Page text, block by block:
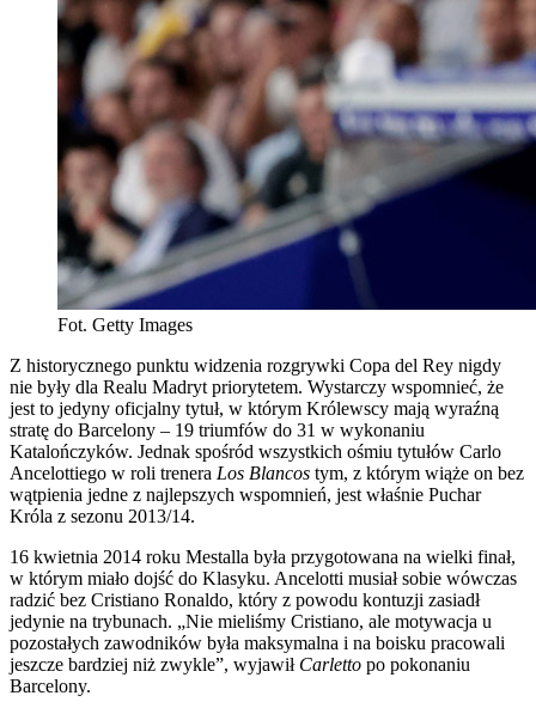
Fot. Getty Images
Z historycznego punktu widzenia rozgrywki Copa del Rey nigdy
nie były dla Realu Madryt priorytetem. Wystarczy wspomnieć, że
jest to jedyny oficjalny tytuł, w którym Królewscy mają wyraźną
stratę do Barcelony – 19 triumfów do 31 w wykonaniu
Katalończyków. Jednak spośród wszystkich ośmiu tytułów Carlo
Ancelottiego w roli trenera Los Blancos tym, z którym wiąże on bez
wątpienia jedne z najlepszych wspomnień, jest właśnie Puchar
Króla z sezonu 2013/14.
16 kwietnia 2014 roku Mestalla była przygotowana na wielki finał,
w którym miało dojść do Klasyku. Ancelotti musiał sobie wówczas
radzić bez Cristiano Ronaldo, który z powodu kontuzji zasiadł
jedynie na trybunach. „Nie mieliśmy Cristiano, ale motywacja u
pozostałych zawodników była maksymalna i na boisku pracowali
jeszcze bardziej niż zwykle”, wyjawił Carletto po pokonaniu
Barcelony.